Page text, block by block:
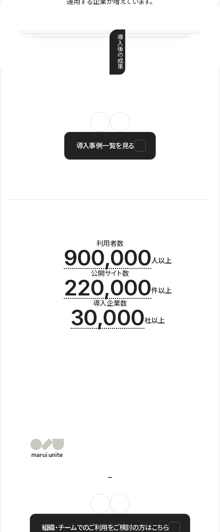
導
入
後
の
成
果
導入事例一覧を見る
利用者数
900,000人以上
公開サイト数
220,000件以上
導入企業数
30,000社以上
組織・チームでのご利用をご検討の方はこちら